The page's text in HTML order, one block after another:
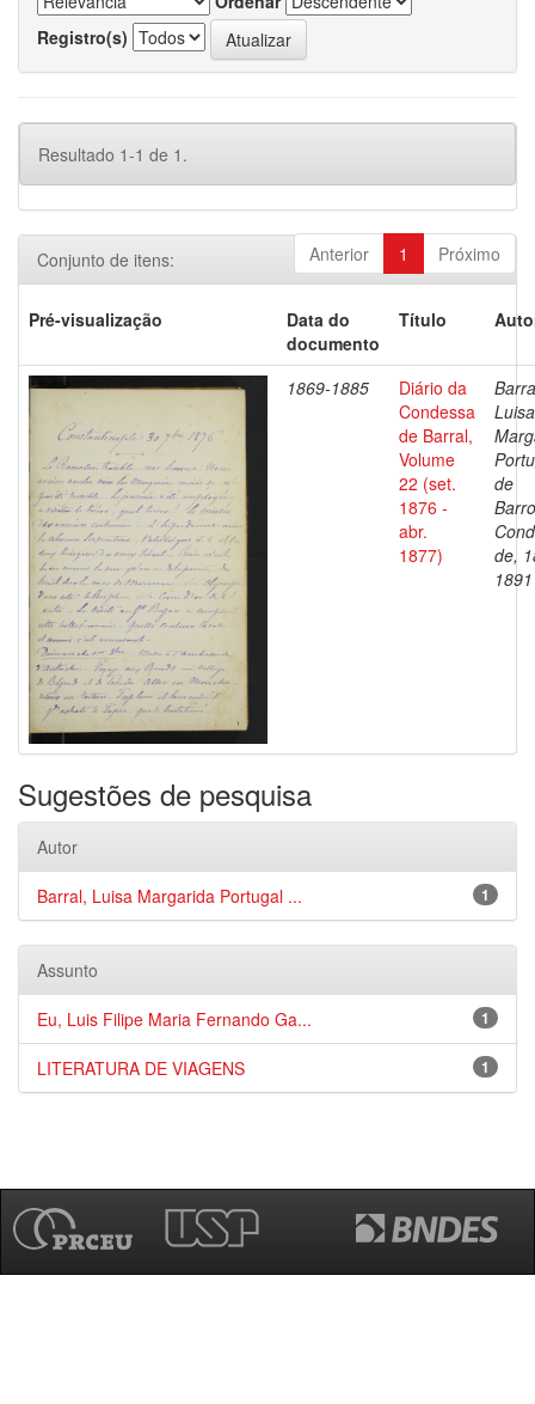
Registro(s)
Resultado 1-1 de 1.
Anterior 1 Próximo
Conjunto de itens:
Pré-visualização
Data do
documento
Título
1869-1885
Diário da
Condessa
de Barral,
Volume
22 (set.
1876 -
abr.
1877)
Luisa
de
de,
1891
Sugestões de pesquisa
Autor
1
Barral, Luisa Margarida Portugal ...
Assunto
1
Eu, Luis Filipe Maria Fernando Ga...
1
LITERATURA DE VIAGENS